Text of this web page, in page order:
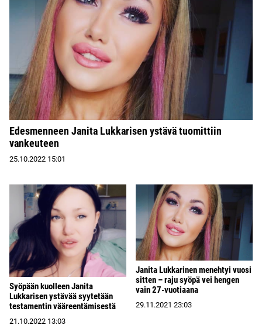
Edesmenneen Janita Lukkarisen ystävä tuomittiin
vankeuteen
25.10.2022 15:01
Syöpään kuolleen Janita
Lukkarisen ystävää syytetään
testamentin vääreentämisestä
21.10.2022 13:03
Janita Lukkarinen menehtyi vuosi
sitten – raju syöpä vei hengen
vain 27-vuotiaana
29.11.2021 23:03